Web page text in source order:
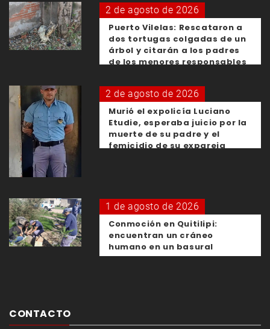
2 de agosto de 2026
Puerto Vilelas: Rescataron a
dos tortugas colgadas de un
árbol y citarán a los padres
de los menores responsables
2 de agosto de 2026
Murió el expolicía Luciano
Etudie, esperaba juicio por la
muerte de su padre y el
femicidio de su expareja
1 de agosto de 2026
Conmoción en Quitilipi:
encuentran un cráneo
humano en un basural
CONTACTO